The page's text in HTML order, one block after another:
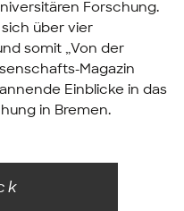
Forschung.
über vier
somit „Von der
Magazin
Einblicke in das
in Bremen.